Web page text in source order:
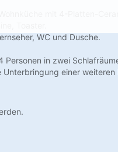
WC und Dusche.
Personen in zwei
einer weiteren